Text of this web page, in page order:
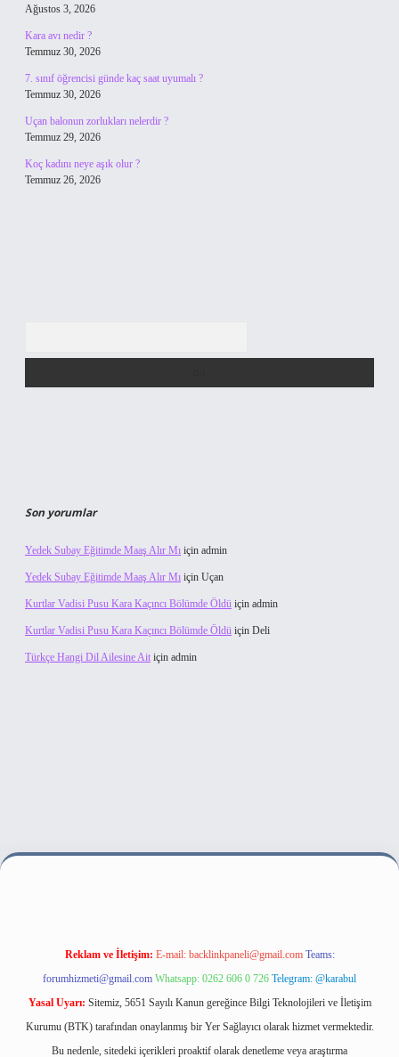
Ağustos 3, 2026
Kara avı nedir ?
Temmuz 30, 2026
7. sınıf öğrencisi günde kaç saat uyumalı ?
Temmuz 30, 2026
Uçan balonun zorlukları nelerdir ?
Temmuz 29, 2026
Koç kadını neye aşık olur ?
Temmuz 26, 2026
Son yorumlar
Yedek Subay Eğitimde Maaş Alır Mı için admin
Yedek Subay Eğitimde Maaş Alır Mı için Uçan
Kurtlar Vadisi Pusu Kara Kaçıncı Bölümde Öldü için admin
Kurtlar Vadisi Pusu Kara Kaçıncı Bölümde Öldü için Deli
Türkçe Hangi Dil Ailesine Ait için admin
bahis sitesi
Reklam ve İletişim: E-mail: backlinkpaneli@gmail.com Teams:
forumhizmeti@gmail.com Whatsapp: 0262 606 0 726 Telegram: @karabul
Yasal Uyarı: Sitemiz, 5651 Sayılı Kanun gereğince Bilgi Teknolojileri ve İletişim
Kurumu (BTK) tarafından onaylanmış bir Yer Sağlayıcı olarak hizmet vermektedir.
Bu nedenle, sitedeki içerikleri proaktif olarak denetleme veya araştırma